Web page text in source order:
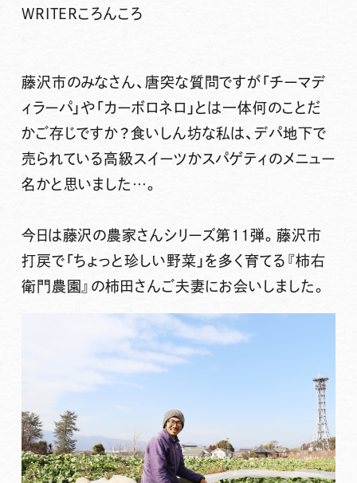
WRITERころんころ
藤沢市のみなさん、唐突な質問ですが 「チーマデ
ィラーパ」や 「カーボロネロ」 とは一体何のことだ
かご存じですか？食いしん坊な私は、デパ地下で
売られている高級スイーツかスパゲティのメニュー
名かと思いました…。
今日は藤沢の農家さんシリーズ第11弾。藤沢市
打戻で 「ちょっと珍しい野菜」 を多く育てる 『柿右
衛門農園』 の柿田さんご夫妻にお会いしました。